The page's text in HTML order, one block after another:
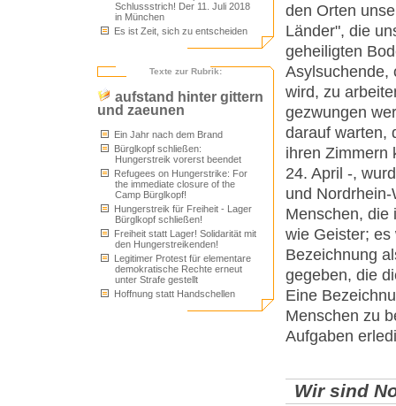
Schlussstrich! Der 11. Juli 2018
in München
Es ist Zeit, sich zu entscheiden
Texte zur Rubrik:
aufstand hinter gittern
und zaeunen
Ein Jahr nach dem Brand
Bürglkopf schließen:
Hungerstreik vorerst beendet
Refugees on Hungerstrike: For
the immediate closure of the
Camp Bürglkopf!
Hungerstreik für Freiheit - Lager
Bürglkopf schließen!
Freiheit statt Lager! Solidarität mit
den Hungerstreikenden!
Legitimer Protest für elementare
demokratische Rechte erneut
unter Strafe gestellt
Hoffnung statt Handschellen
den Orten
Länder", die
geheiligten
Asylsuchende,
wird, zu
gezwungen
darauf warten,
ihren Zimmern
24. April -,
und
Menschen, die
wie Geister; es
Bezeichnung
gegeben, die
Eine
Menschen zu
Aufgaben
Wir sind